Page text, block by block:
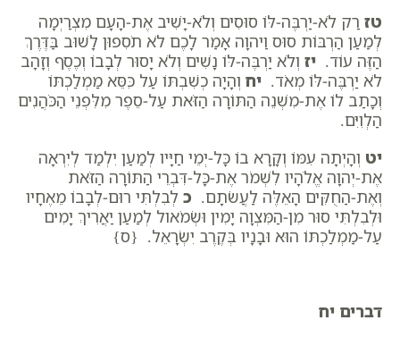
טז רַק לֹא-יַרְבֶּה-לּוֹ סוּסִים וְלֹא-יָשִׁיב אֶת-הָעָם מִצְרַיְמָה
לְמַעַן הַרְבּוֹת סוּס וַיהוָה אָמַר לָכֶם לֹא תֹסִפוּן לָשׁוּב בַּדֶּרֶךְ
הַזֶּה עוֹד. יז וְלֹא יַרְבֶּה-לּוֹ נָשִׁים וְלֹא יָסוּר לְבָבוֹ וְכֶסֶף וְזָהָב
לֹא יַרְבֶּה-לּוֹ מְאֹד. יח וְהָיָה כְשִׁבְתּוֹ עַל כִּסֵּא מַמְלַכְתּוֹ
וְכָתַב לוֹ אֶת-מִשְׁנֵה הַתּוֹרָה הַזֹּאת עַל-סֵפֶר מִלִּפְנֵי הַכֹּהֲנִים
הַלְוִיִּם.
יט וְהָיְתָה עִמּוֹ וְקָרָא בוֹ כָּל-יְמֵי חַיָּיו לְמַעַן יִלְמַד לְיִרְאָה
אֶת-יְהוָה אֱלֹהָיו לִשְׁמֹר אֶת-כָּל-דִּבְרֵי הַתּוֹרָה הַזֹּאת
וְאֶת-הַחֻקִּים הָאֵלֶּה לַעֲשֹׂתָם. כ לְבִלְתִּי רוּם-לְבָבוֹ מֵאֶחָיו
וּלְבִלְתִּי סוּר מִן-הַמִּצְוָה יָמִין וּשְׂמֹאול לְמַעַן יַאֲרִיךְ יָמִים
עַל-מַמְלַכְתּוֹ הוּא וּבָנָיו בְּקֶרֶב יִשְׂרָאֵל. {ס}
דברים יח